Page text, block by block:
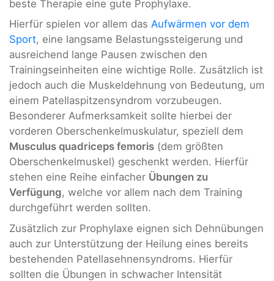
beste Therapie eine gute Prophylaxe.
Hierfür spielen vor allem das Aufwärmen vor dem
Sport, eine langsame Belastungssteigerung und
ausreichend lange Pausen zwischen den
Trainingseinheiten eine wichtige Rolle. Zusätzlich ist
jedoch auch die Muskeldehnung von Bedeutung, um
einem Patellaspitzensyndrom vorzubeugen.
Besonderer Aufmerksamkeit sollte hierbei der
vorderen Oberschenkelmuskulatur, speziell dem
Musculus quadriceps femoris (dem größten
Oberschenkelmuskel) geschenkt werden. Hierfür
stehen eine Reihe einfacher Übungen zu
Verfügung, welche vor allem nach dem Training
durchgeführt werden sollten.
Zusätzlich zur Prophylaxe eignen sich Dehnübungen
auch zur Unterstützung der Heilung eines bereits
bestehenden Patellasehnensyndroms. Hierfür
sollten die Übungen in schwacher Intensität